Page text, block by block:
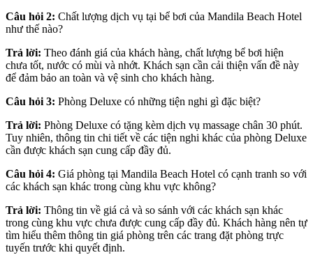
Câu hỏi 2: Chất lượng dịch vụ tại bể bơi của Mandila Beach Hotel
như thế nào?
Trả lời: Theo đánh giá của khách hàng, chất lượng bể bơi hiện
chưa tốt, nước có mùi và nhớt. Khách sạn cần cải thiện vấn đề này
để đảm bảo an toàn và vệ sinh cho khách hàng.
Câu hỏi 3: Phòng Deluxe có những tiện nghi gì đặc biệt?
Trả lời: Phòng Deluxe có tặng kèm dịch vụ massage chân 30 phút.
Tuy nhiên, thông tin chi tiết về các tiện nghi khác của phòng Deluxe
cần được khách sạn cung cấp đầy đủ.
Câu hỏi 4: Giá phòng tại Mandila Beach Hotel có cạnh tranh so với
các khách sạn khác trong cùng khu vực không?
Trả lời: Thông tin về giá cả và so sánh với các khách sạn khác
trong cùng khu vực chưa được cung cấp đầy đủ. Khách hàng nên tự
tìm hiểu thêm thông tin giá phòng trên các trang đặt phòng trực
tuyến trước khi quyết định.